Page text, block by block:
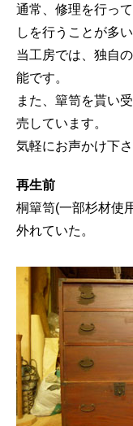
通常、修理を行っ
しを行うことが多い
当工房では、独自
能です。
また、簞笥を貰い
売しています。
気軽にお声かけ下さ
再生前
桐簞笥(一部杉材使
外れていた。